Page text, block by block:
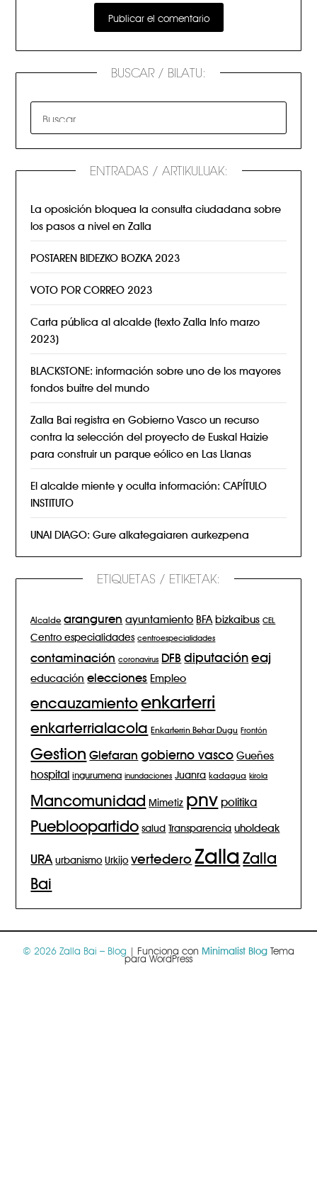
BUSCAR / BILATU:
ENTRADAS / ARTIKULUAK:
La oposición bloquea la consulta ciudadana sobre
los pasos a nivel en Zalla
POSTAREN BIDEZKO BOZKA 2023
VOTO POR CORREO 2023
Carta pública al alcalde (texto Zalla Info marzo
2023)
BLACKSTONE: información sobre uno de los mayores
fondos buitre del mundo
Zalla Bai registra en Gobierno Vasco un recurso
contra la selección del proyecto de Euskal Haizie
para construir un parque eólico en Las Llanas
El alcalde miente y oculta información: CAPÍTULO
INSTITUTO
UNAI DIAGO: Gure alkategaiaren aurkezpena
ETIQUETAS / ETIKETAK:
Alcalde aranguren ayuntamiento BFA bizkaibus CEL
Centro especialidades centroespecialidades
contaminación coronavirus DFB diputación eaj
educación elecciones Empleo
encauzamiento enkarterri
enkarterrialacola Enkarterrin Behar Dugu Frontón
Gestion Glefaran gobierno vasco Gueñes
hospital ingurumena inundaciones Juanra kadagua kirola
Mancomunidad Mimetiz pnv politika
Puebloopartido salud Transparencia uholdeak
URA urbanismo Urkijo vertedero Zalla Zalla
Bai
© 2026 Zalla Bai – Blog | Funciona con Minimalist Blog Tema
para WordPress